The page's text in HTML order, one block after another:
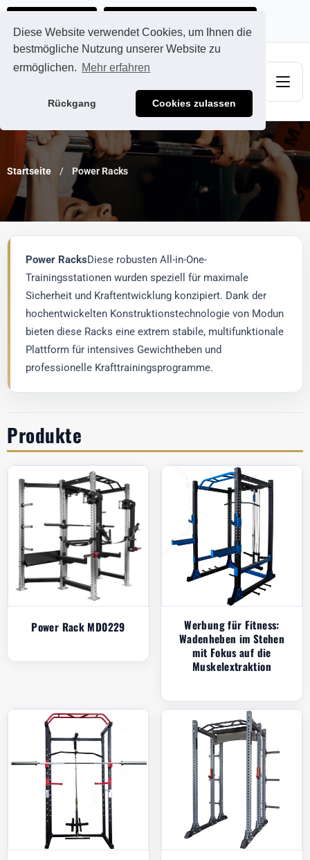
Diese Website verwendet Cookies, um Ihnen die
bestmögliche Nutzung unserer Website zu
ermöglichen. Mehr erfahren
Rückgang Cookies zulassen
Startseite Power Racks
Power RacksDiese robusten All-in-One-
Trainingsstationen wurden speziell für maximale
Sicherheit und Kraftentwicklung konzipiert. Dank der
hochentwickelten Konstruktionstechnologie von Modun
bieten diese Racks eine extrem stabile, multifunktionale
Plattform für intensives Gewichtheben und
professionelle Krafttrainingsprogramme.
Produkte
Power Rack MD0229
Werbung für Fitness:
Wadenheben im Stehen
mit Fokus auf die
Muskelextraktion